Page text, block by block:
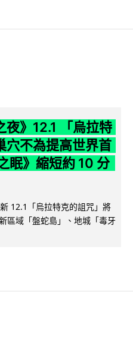
夜》12.1 「烏拉特
穴不為提高世界首
眠》縮短約 10 分
12.1「烏拉特克的詛咒」將
區域「盤蛇島」、地城「毒牙